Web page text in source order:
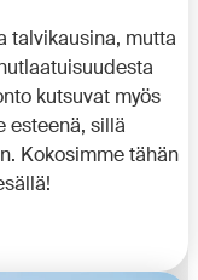
talvikausina, mutta
kutsuvat myös
esteenä, sillä
Kokosimme tähän